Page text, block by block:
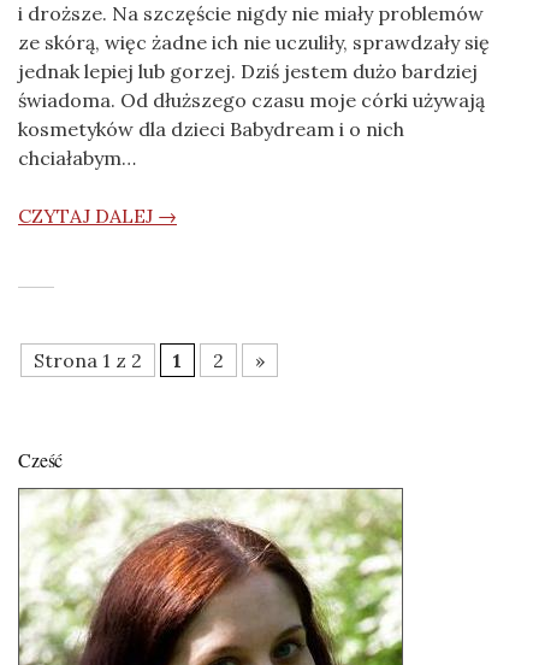
i droższe. Na szczęście nigdy nie miały problemów
ze skórą, więc żadne ich nie uczuliły, sprawdzały się
jednak lepiej lub gorzej. Dziś jestem dużo bardziej
świadoma. Od dłuższego czasu moje córki używają
kosmetyków dla dzieci Babydream i o nich
chciałabym…
CZYTAJ DALEJ →
Strona 1 z 2 1 2 »
Cześć